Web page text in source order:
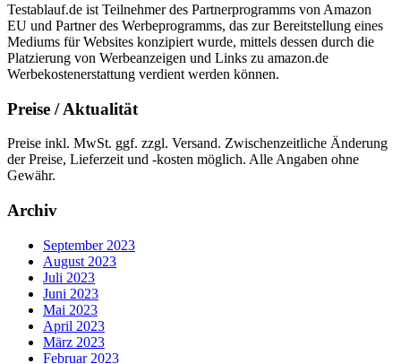
Testablauf.de ist Teilnehmer des Partnerprogramms von Amazon
EU und Partner des Werbeprogramms, das zur Bereitstellung eines
Mediums für Websites konzipiert wurde, mittels dessen durch die
Platzierung von Werbeanzeigen und Links zu amazon.de
Werbekostenerstattung verdient werden können.
Preise / Aktualität
Preise inkl. MwSt. ggf. zzgl. Versand. Zwischenzeitliche Änderung
der Preise, Lieferzeit und -kosten möglich. Alle Angaben ohne
Gewähr.
Archiv
September 2023
August 2023
Juli 2023
Juni 2023
Mai 2023
April 2023
März 2023
Februar 2023